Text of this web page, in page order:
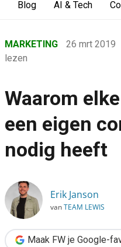
Blog AI & Tech
›
Marketing
›
Waarom elke organisatie
MARKETING 26 mrt 2019
lezen
Waarom
een eigen
nodig heeft
Erik Janson
vanTEAM LEWIS
Maak FW je Google-